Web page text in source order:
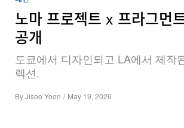
노마 프로젝트 x 프라그먼
공개
도쿄에서 디자인되고 LA에서 제작
렉션.
ByJisoo Yoon / May 19, 2026